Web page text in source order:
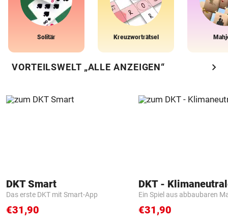
Solitär Kreuzworträtsel
VORTEILSWELT „ALLE ANZEIGEN“ chevron_right
DKT Smart
Das erste DKT mit Smart-App
€31,90
Ein Spiel aus abbaubaren
€31,90